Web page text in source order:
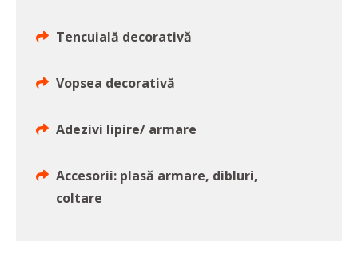
Tencuială decorativă
Vopsea decorativă
Adezivi lipire/ armare
Accesorii: plasă armare, dibluri,
coltare